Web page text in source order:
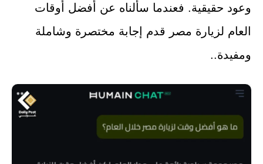
وعود حقيقية. فعندما سألناه عن أفضل أوقات
العام لزيارة مصر قدم إجابة مختصرة وشاملة
ومفيدة..